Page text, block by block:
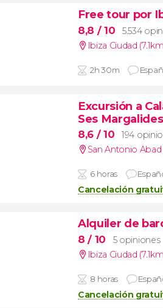
Free tour por
8,8 / 10
5.534
Ibiza Ciudad
2h 30m
Excursión a
Ses
8,6 / 10
194
San Antonio Abad
6 horas
Cancelación
Alquiler de
8/ 10
5 opiniones
Ibiza Ciudad
8 horas
Cancelación